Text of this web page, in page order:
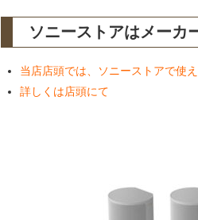
ソニーストアはメーカ
当店店頭では、ソニーストアで使
詳しくは店頭にて